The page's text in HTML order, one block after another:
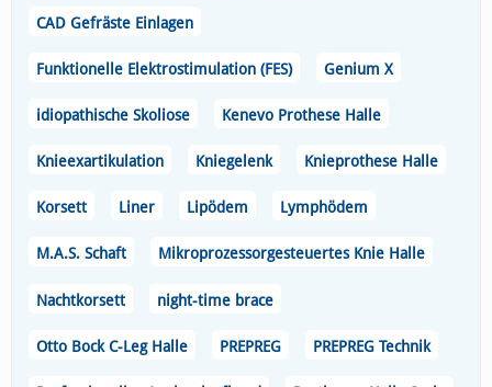
CAD Gefräste Einlagen
Funktionelle Elektrostimulation (FES) Genium X
idiopathische Skoliose Kenevo Prothese Halle
Knieexartikulation Kniegelenk Knieprothese Halle
Korsett Liner Lipödem Lymphödem
M.A.S. Schaft Mikroprozessorgesteuertes Knie Halle
Nachtkorsett night-time brace
Otto Bock C-Leg Halle PREPREG PREPREG Technik